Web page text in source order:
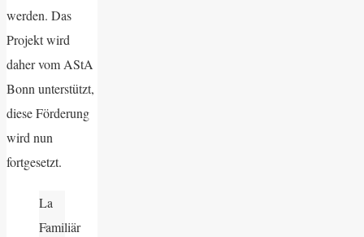
werden. Das
Projekt wird
daher vom AStA
Bonn unterstützt,
diese Förderung
wird nun
fortgesetzt.
La
Familiär